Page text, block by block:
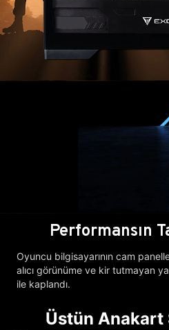
Performansın
Oyuncu bilgisayarının cam
alıcı görünüme ve kir tutmayan
ile kaplandı.
Üstün Anakart